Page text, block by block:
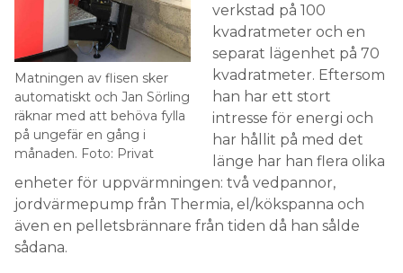
Matningen av flisen sker
automatiskt och Jan Sörling
räknar med att behöva fylla
på ungefär en gång i
månaden. Foto: Privat
verkstad på 100
kvadratmeter och en
separat lägenhet på 70
kvadratmeter. Eftersom
han har ett stort
intresse för energi och
har hållit på med det
länge har han flera olika
enheter för uppvärmningen: två vedpannor,
jordvärmepump från Thermia, el/kökspanna och
även en pelletsbrännare från tiden då han sålde
sådana.